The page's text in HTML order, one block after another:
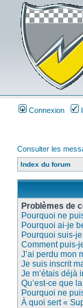
Connexion
Consulter les
Index du forum
Problèmes de
Pourquoi ne
Pourquoi ai-je
Pourquoi suis-
Comment puis-
J’ai perdu mon
Je suis inscrit
Je m’étais déjà
Qu’est-ce que
Pourquoi ne
À quoi sert «